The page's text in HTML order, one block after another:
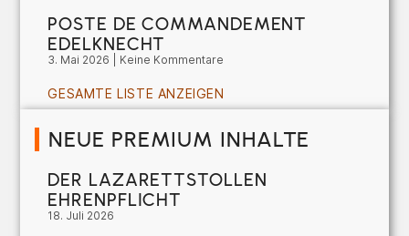
POSTE DE COMMANDEMENT
EDELKNECHT
3. Mai 2026 Keine Kommentare
GESAMTE LISTE ANZEIGEN
NEUE PREMIUM INHALTE
DER LAZARETTSTOLLEN
EHRENPFLICHT
18. Juli 2026